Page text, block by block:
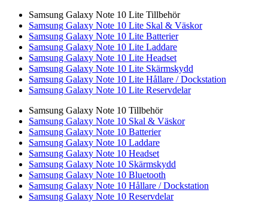
Samsung Galaxy Note 10 Lite Tillbehör
Samsung Galaxy Note 10 Lite Skal & Väskor
Samsung Galaxy Note 10 Lite Batterier
Samsung Galaxy Note 10 Lite Laddare
Samsung Galaxy Note 10 Lite Headset
Samsung Galaxy Note 10 Lite Skärmskydd
Samsung Galaxy Note 10 Lite Hållare / Dockstation
Samsung Galaxy Note 10 Lite Reservdelar
Samsung Galaxy Note 10 Tillbehör
Samsung Galaxy Note 10 Skal & Väskor
Samsung Galaxy Note 10 Batterier
Samsung Galaxy Note 10 Laddare
Samsung Galaxy Note 10 Headset
Samsung Galaxy Note 10 Skärmskydd
Samsung Galaxy Note 10 Bluetooth
Samsung Galaxy Note 10 Hållare / Dockstation
Samsung Galaxy Note 10 Reservdelar